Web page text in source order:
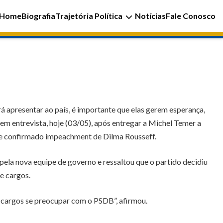
HomeBiografiaTrajetória Política NotíciasFale Conosco
ao país, é importante que elas gerem esperança,
entrevista, hoje (03/05), após entregar a Michel Temer a
confirmado impeachment de Dilma Rousseff.
nova equipe de governo e ressaltou que o partido decidiu
cargos.
se preocupar com o PSDB”, afirmou.